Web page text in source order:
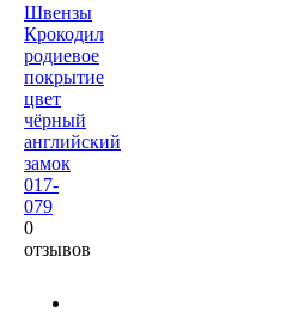
Швензы
Крокодил
родиевое
покрытие
цвет
чёрный
английский
замок
017-
079
0
отзывов